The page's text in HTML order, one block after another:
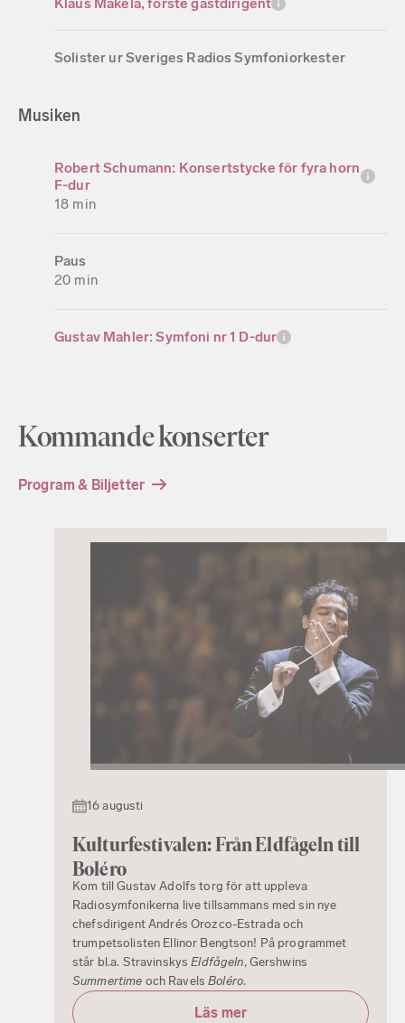
Klaus Mäkelä, förste gästdirigent
Solister ur Sveriges Radios Symfoniorkester
Musiken
Robert Schumann: Konsertstycke för fyra horn
F-dur
18 min
Paus
20 min
Gustav Mahler: Symfoni nr 1 D-dur
Kommande konserter
Program & Biljetter
16 augusti
Kulturfestivalen: Från Eldfågeln till
Boléro
Kom till Gustav Adolfs torg för att uppleva
Radiosymfonikerna live tillsammans med sin nye
chefsdirigent Andrés Orozco-Estrada och
trumpetsolisten Ellinor Bengtson! På programmet
står bl.a. StravinskysEldfågeln, Gershwins
Summertime och RavelsBoléro.
Läs mer